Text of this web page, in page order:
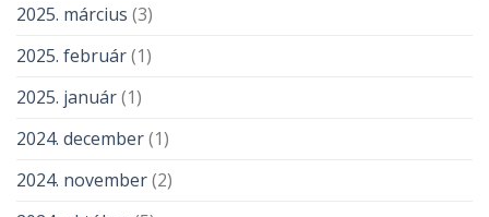
2025. március (3)
2025. február(1)
2025. január(1)
2024. december(1)
2024. november(2)